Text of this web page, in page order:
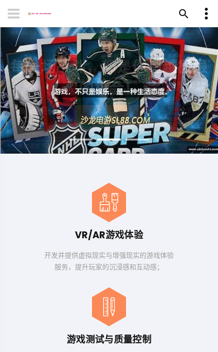
VR/AR游戏体验
开发并提供虚拟现实与增强现实的游戏体验
服务，提升玩家的沉浸感和互动感；
游戏测试与质量控制